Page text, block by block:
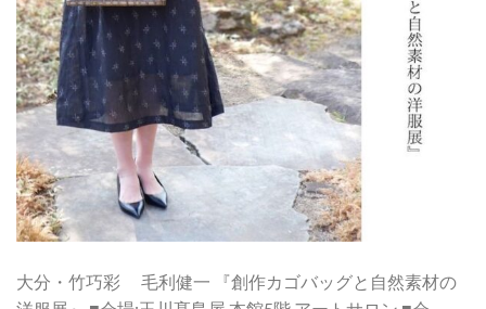
大分・竹巧彩 毛利健一 『創作カゴバッグと自然素材の